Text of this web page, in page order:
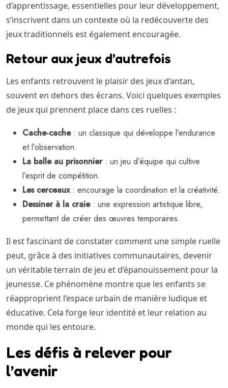
d’apprentissage, essentielles pour leur développement,
s’inscrivent dans un contexte où la redécouverte des
jeux traditionnels est également encouragée.
Retour aux jeux d’autrefois
Les enfants retrouvent le plaisir des jeux d’antan,
souvent en dehors des écrans. Voici quelques exemples
de jeux qui prennent place dans ces ruelles :
Cache-cache: un classique qui développe l’endurance
et l’observation.
La balle au prisonnier: un jeu d’équipe qui cultive
l’esprit de compétition.
Les cerceaux: encourage la coordination et la créativité.
Dessiner à la craie: une expression artistique libre,
permettant de créer des œuvres temporaires.
Il est fascinant de constater comment une simple ruelle
peut, grâce à des initiatives communautaires, devenir
un véritable terrain de jeu et d’épanouissement pour la
jeunesse. Ce phénomène montre que les enfants se
réapproprient l’espace urbain de manière ludique et
éducative. Cela forge leur identité et leur relation au
monde qui les entoure.
Les défis à relever pour
l’avenir